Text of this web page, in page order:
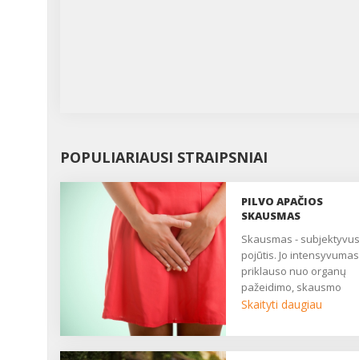
POPULIARIAUSI STRAIPSNIAI
PILVO APAČIOS
SKAUSMAS
Skausmas - subjektyvus
pojūtis. Jo intensyvumas
priklauso nuo organų
pažeidimo, skausmo
slenksčio, centrinės
Skaityti daugiau